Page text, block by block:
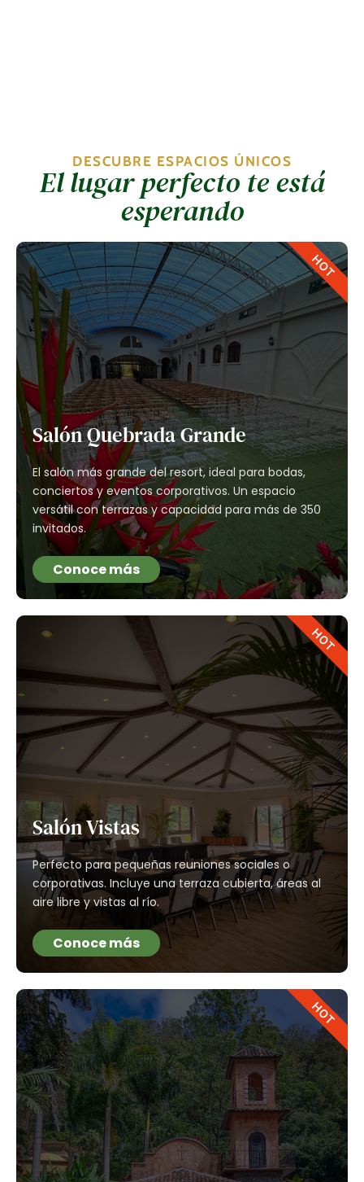
DESCUBRE ESPACIOS ÚNICOS
El lugar perfecto te está
esperando
Salón Quebrada Grande
El salón más grande del resort, ideal para bodas,
conciertos y eventos corporativos. Un espacio
versátil con terrazas y capacidad para más de 350
invitados.
Conoce más
HOT
Salón Vistas
Perfecto para pequeñas reuniones sociales o
corporativas. Incluye una terraza cubierta, áreas al
aire libre y vistas al río.
Conoce más
HOT
HOT